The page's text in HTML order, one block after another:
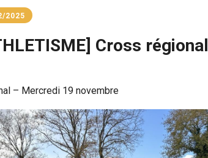
2025
Cross régional
– Mercredi 19 novembre